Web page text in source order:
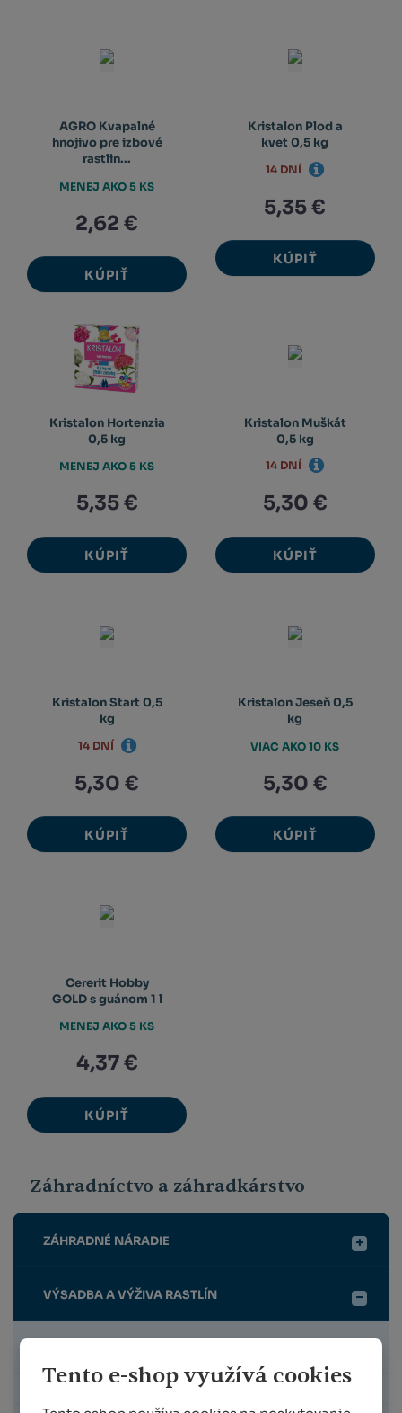
Tento e-shop využívá cookies
AGRO Kvapalné
hnojivo pre izbové
rastlin...
2,62 €
KÚPIŤ
MENEJ AKO 5 KS
Kristalon Plod a
kvet 0,5 kg
5,35 €
KÚPIŤ
14 DNÍ
Kristalon Hortenzia
0,5 kg
5,35 €
KÚPIŤ
MENEJ AKO 5 KS
Kristalon Muškát
0,5 kg
5,30 €
KÚPIŤ
14 DNÍ
Kristalon Start 0,5
kg
5,30 €
KÚPIŤ
14 DNÍ
Kristalon Jeseň 0,5
kg
5,30 €
KÚPIŤ
VIAC AKO 10 KS
Cererit Hobby
GOLD s guánom 1 l
4,37 €
KÚPIŤ
MENEJ AKO 5 KS
Záhradníctvo a záhradkárstvo
ZÁHRADNÉ NÁRADIE
VÝSADBA A VÝŽIVA RASTLÍN
SUBSTRÁTY, MULČ, NETKANÁ TEXTÍLIA